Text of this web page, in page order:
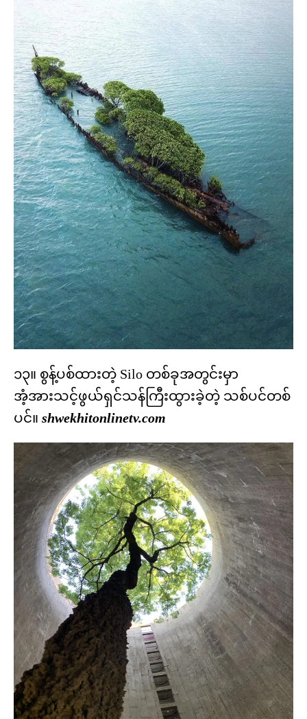
၁၃။ စွန့်ပစ်ထားတဲ့ Silo တစ်ခုအတွင်းမှာ
အံ့အားသင့်ဖွယ်ရှင်သန်ကြီးထွားခဲ့တဲ့ သစ်ပင်တစ်
ပင်။ shwekhitonlinetv.com